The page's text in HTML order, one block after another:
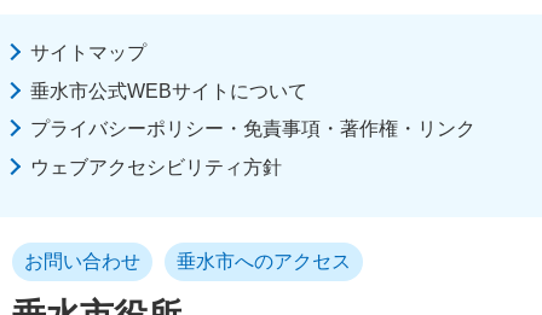
サイトマップ
垂水市公式WEBサイトについて
プライバシーポリシー・免責事項・著作権・リンク
ウェブアクセシビリティ方針
お問い合わせ 垂水市へのアクセス